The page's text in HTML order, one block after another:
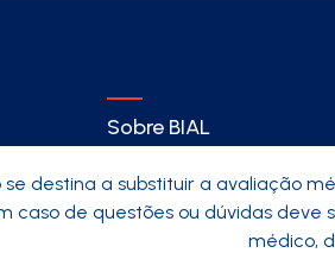
Sobre BIAL
destina a substituir a avaliação
caso de questões ou dúvidas deve
médico,